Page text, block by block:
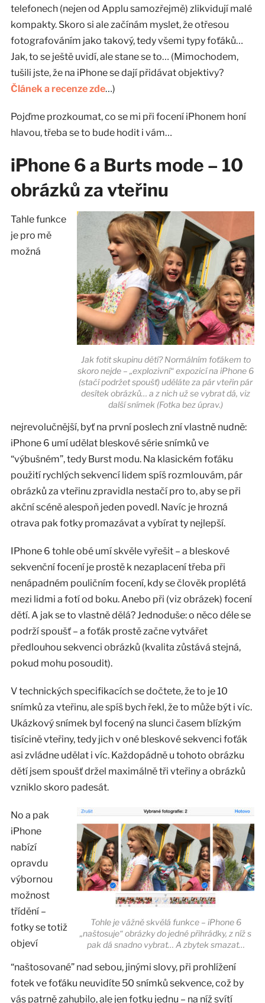
telefonech (nejen od Applu samozřejmě) zlikvidují malé
kompakty. Skoro si ale začínám myslet, že otřesou
fotografováním jako takový, tedy všemi typy foťáků…
Jak, to se ještě uvidí, ale stane se to… (Mimochodem,
tušili jste, že na iPhone se dají přidávat objektivy?
Článek a recenze zde…)
Pojďme prozkoumat, co se mi při focení iPhonem honí
hlavou, třeba se to bude hodit i vám…
iPhone 6 a Burts mode – 10
obrázků za vteřinu
Jak fotit skupinu dětí? Normálním foťákem to
skoro nejde – „explozivní“ expozicí na iPhone 6
(stačí podržet spoušť) uděláte za pár vteřin pár
desítek obrázků… a z nich už se vybrat dá, viz
další snímek (Fotka bez úprav.)
Tahle funkce
je pro mě
možná
nejrevolučnější, byť na první poslech zní vlastně nudně:
iPhone 6 umí udělat bleskové série snímků ve
“výbušném”, tedy Burst modu. Na klasickém foťáku
použití rychlých sekvencí lidem spíš rozmlouvám, pár
obrázků za vteřinu zpravidla nestačí pro to, aby se při
akční scéně alespoň jeden povedl. Navíc je hrozná
otrava pak fotky promazávat a vybírat ty nejlepší.
IPhone 6 tohle obé umí skvěle vyřešit – a bleskové
sekvenční focení je prostě k nezaplacení třeba při
nenápadném pouličním focení, kdy se člověk proplétá
mezi lidmi a fotí od boku. Anebo při (viz obrázek) focení
dětí. A jak se to vlastně dělá? Jednoduše: o něco déle se
podrží spoušť – a foťák prostě začne vytvářet
předlouhou sekvenci obrázků (kvalita zůstává stejná,
pokud mohu posoudit).
V technických specifikacích se dočtete, že to je 10
snímků za vteřinu, ale spíš bych řekl, že to může být i víc.
Ukázkový snímek byl focený na slunci časem blízkým
tisícině vteřiny, tedy jich v oné bleskové sekvenci foťák
asi zvládne udělat i víc. Každopádně u tohoto obrázku
dětí jsem spoušť držel maximálně tři vteřiny a obrázků
vzniklo skoro padesát.
Tohle je vážně skvělá funkce – iPhone 6
„naštosuje“ obrázky do jedné přihrádky, z níž s
pak dá snadno vybrat… A zbytek smazat…
No a pak
iPhone
nabízí
opravdu
výbornou
možnost
třídění –
fotky se totiž
objeví
“naštosované” nad sebou, jinými slovy, při prohlížení
fotek ve foťáku neuvidíte 50 snímků sekvence, což by
vás patrně zahubilo, ale jen fotku jednu – na níž svítí